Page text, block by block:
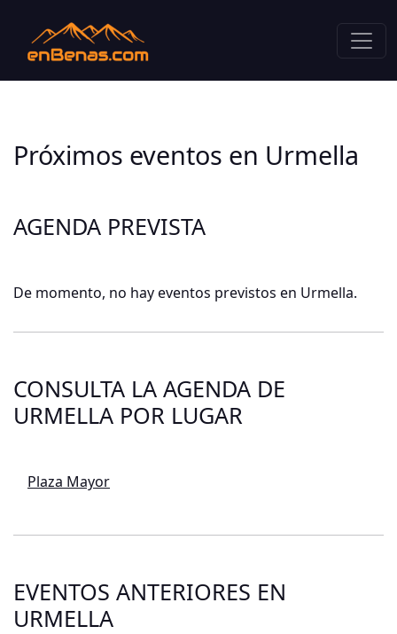
Próximos eventos en Urmella
AGENDA PREVISTA
De momento, no hay eventos previstos en Urmella.
CONSULTA LA AGENDA DE
URMELLA POR LUGAR
Plaza Mayor
EVENTOS ANTERIORES EN
URMELLA